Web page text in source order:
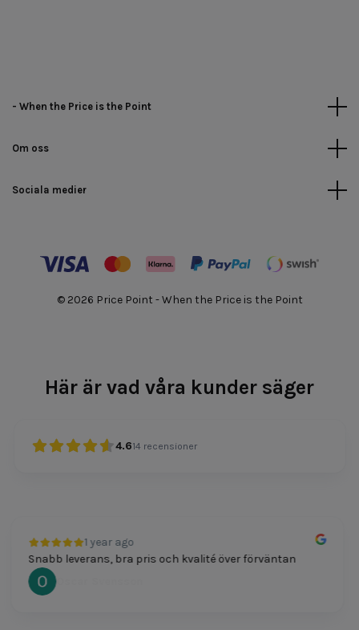
- When the Price is the Point
Om oss
Sociala medier
© 2026 Price Point - When the Price is the Point
Här är vad våra kunder säger
4.614 recensioner
1 year ago
Snabb leverans, bra pris och kvalité över förväntan
Oscar Svensson